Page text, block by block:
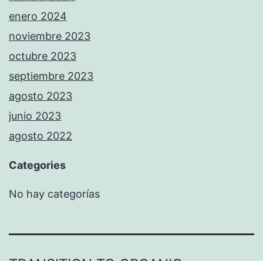
enero 2024
noviembre 2023
octubre 2023
septiembre 2023
agosto 2023
junio 2023
agosto 2022
Categories
No hay categorías